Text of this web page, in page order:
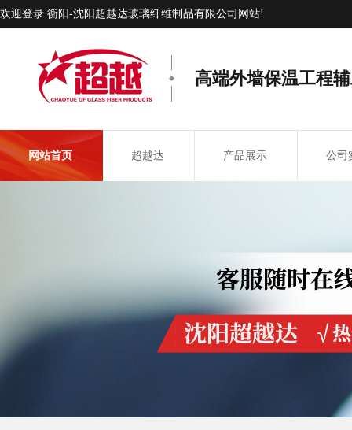
欢迎登录 衡阳-沈阳超越达玻璃纤维制品有限公司网站!
高端外墙保温工程
网站首页 超越达 产品展示 公司